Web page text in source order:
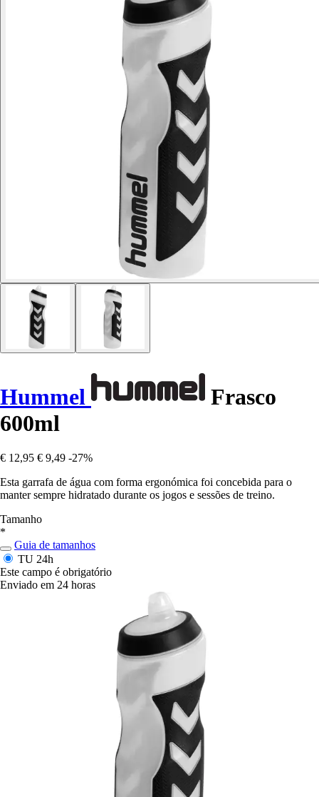
Hummel
Frasco
600ml
€ 12,95 € 9,49 -27%
Esta garrafa de água com forma ergonómica foi concebida para o
manter sempre hidratado durante os jogos e sessões de treino.
Tamanho
*
Guia de tamanhos
TU 24h
Este campo é obrigatório
Enviado em 24 horas